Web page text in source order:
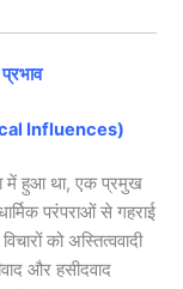
Influences)
में हुआ था, एक प्रमुख
परंपराओं से गहराई
को अस्तित्ववादी
और हसीदवाद